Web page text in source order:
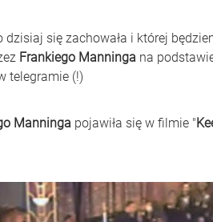
dzisiaj się zachowała i której
Frankiego Manninga na
telegramie (!)
Manninga pojawiła się w filmie "